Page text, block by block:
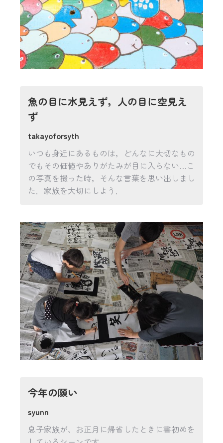
魚の目に水見えず，人の目に空見え
ず
takayoforsyth
いつも身近にあるものは，どんなに大切なもの
でもその価値やありがたみが目に入らない…こ
の写真を撮った時，そんな言葉を思い出しまし
た．家族を大切にしよう．
今年の願い
syunn
息子家族が、お正月に帰省したときに書初めを